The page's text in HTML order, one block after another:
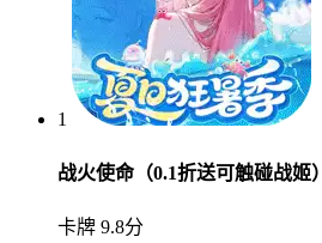
1
战火使命（0.1折送可触碰战姬）
卡牌 9.8分